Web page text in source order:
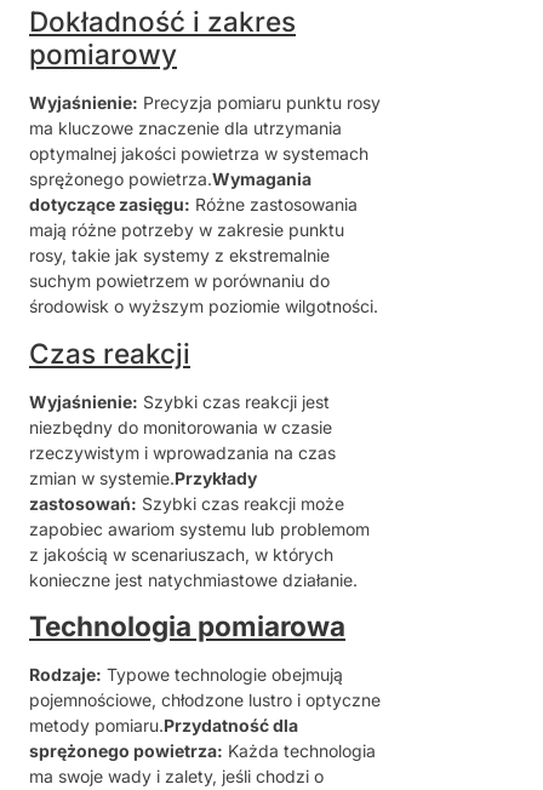
Dokładność i zakres
pomiarowy
Wyjaśnienie: Precyzja pomiaru punktu rosy
ma kluczowe znaczenie dla utrzymania
optymalnej jakości powietrza w systemach
sprężonego powietrza.Wymagania
dotyczące zasięgu: Różne zastosowania
mają różne potrzeby w zakresie punktu
rosy, takie jak systemy z ekstremalnie
suchym powietrzem w porównaniu do
środowisk o wyższym poziomie wilgotności.
Czas reakcji
Wyjaśnienie: Szybki czas reakcji jest
niezbędny do monitorowania w czasie
rzeczywistym i wprowadzania na czas
zmian w systemie.Przykłady
zastosowań: Szybki czas reakcji może
zapobiec awariom systemu lub problemom
z jakością w scenariuszach, w których
konieczne jest natychmiastowe działanie.
Technologia pomiarowa
Rodzaje: Typowe technologie obejmują
pojemnościowe, chłodzone lustro i optyczne
metody pomiaru.Przydatność dla
sprężonego powietrza: Każda technologia
ma swoje wady i zalety, jeśli chodzi o